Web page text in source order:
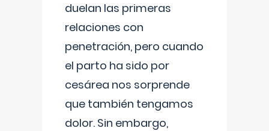
duelan las primeras
relaciones con
penetración, pero cuando
el parto ha sido por
cesárea nos sorprende
que también tengamos
dolor. Sin embargo,